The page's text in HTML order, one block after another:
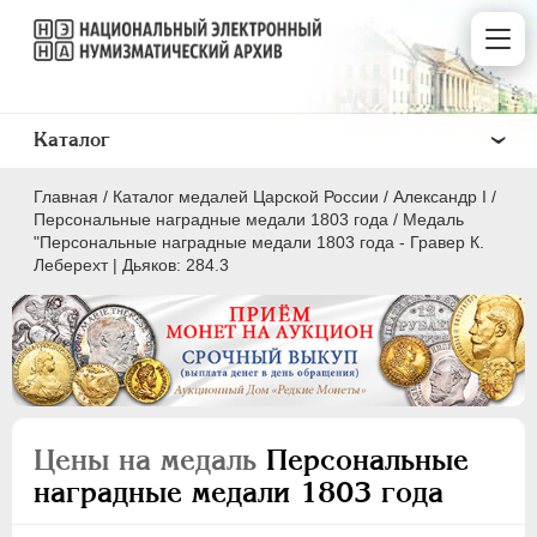
Главная / Каталог медалей Царской России / Александр I /
Персональные наградные медали 1803 года / Медаль
"Персональные наградные медали 1803 года - Гравер К.
Леберехт | Дьяков: 284.3
Цены на медаль Персональные
наградные медали 1803 года
Каталог
ВСЕ
ПEТР I 1699-1725
ПЕТР II
АННА ИОАННОВНА 1730-1740
ИОАНН АНТОНОВИЧ